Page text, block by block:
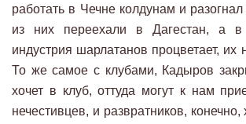
работать в Чечне колдунам и
из них переехали в Дагестан, а в
индустрия шарлатанов процветает, их
То же самое с клубами, Кадыров
хочет в клуб, оттуда могут к нам
нечестивцев, и развратников, конечно,